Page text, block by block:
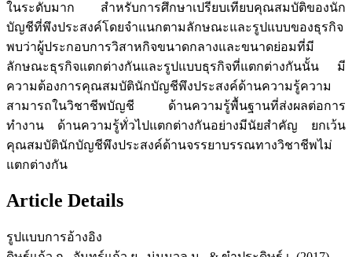
ในระดับมาก สำหรับการศึกษาเปรียบเทียบคุณสมบัติของนัก
บัญชีที่พึงประสงค์โดยจำแนกตามลักษณะและรูปแบบของธุรกิจ
พบว่าผู้ประกอบการวิสาหกิจขนาดกลางและขนาดย่อมที่มี
ลักษณะธุรกิจแตกต่างกันและรูปแบบธุรกิจที่แตกต่างกันนั้น มี
ความต้องการคุณสมบัตินักบัญชีพึงประสงค์ด้านความรู้ความ
สามารถในวิชาชีพบัญชี ด้านความรู้พื้นฐานที่ส่งผลต่อการ
ทำงาน ด้านความรู้ทั่วไปแตกต่างกันอย่างมีนัยสำคัญ ยกเว้น
คุณสมบัตินักบัญชีพึงประสงค์ด้านจรรยาบรรณทางวิชาชีพไม่
แตกต่างกัน
Article Details
รูปแบบการอ้างอิง